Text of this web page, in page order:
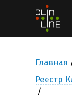
Главная
Реестр